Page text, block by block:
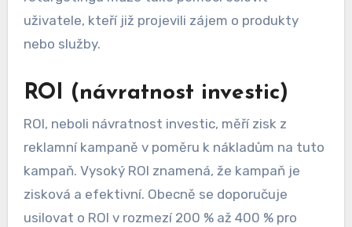
uživatele, kteří již projevili zájem o produkty
nebo služby.
ROI (návratnost investic)
ROI, neboli návratnost investic, měří zisk z
reklamní kampaně v poměru k nákladům na tuto
kampaň. Vysoký ROI znamená, že kampaň je
zisková a efektivní. Obecně se doporučuje
usilovat o ROI v rozmezí 200 % až 400 % pro